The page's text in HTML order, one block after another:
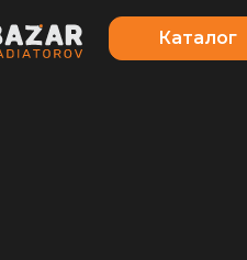
Каталог